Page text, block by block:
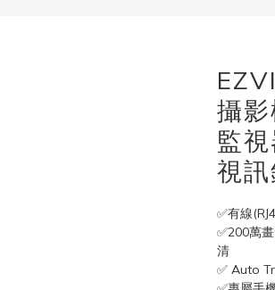
攝
監
視
✅有線
✅200萬
清
✅ Auto